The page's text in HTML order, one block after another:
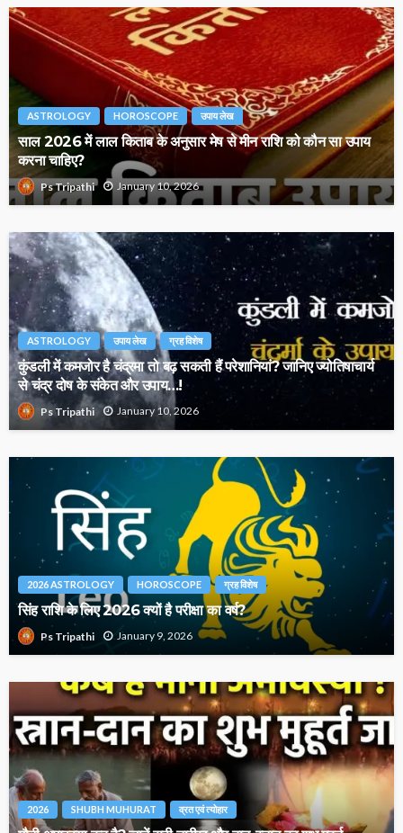
ASTROLOGY HOROSCOPE उपाय लेख
साल 2026 में लाल किताब के अनुसार मेष से मीन राशि को कौन सा उपाय
करना चाहिए?
Ps Tripathi January 10, 2026
ASTROLOGY उपाय लेख ग्रह विशेष
कुंडली में कमजोर है चंद्रमा तो बढ़ सकती हैं परेशानियां? जानिए ज्योतिषाचार्य
से चंद्र दोष के संकेत और उपाय…!
Ps Tripathi January 10, 2026
2026 ASTROLOGY HOROSCOPE ग्रह विशेष
सिंह राशि के लिए 2026 क्यों है परीक्षा का वर्ष?
Ps Tripathi January 9, 2026
2026 SHUBH MUHURAT व्रत एवं त्योहार